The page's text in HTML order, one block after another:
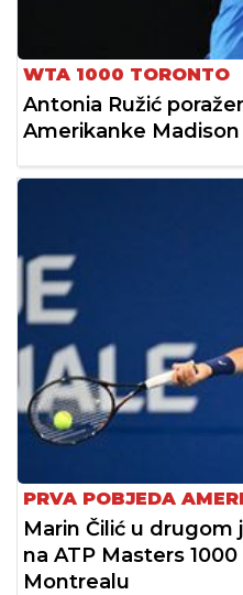
WTA 1000 TORONTO
Antonia Ružić
Amerikanke Madison
PRVA POBJEDA
Marin Čilić u drugom
na ATP Masters
Montrealu